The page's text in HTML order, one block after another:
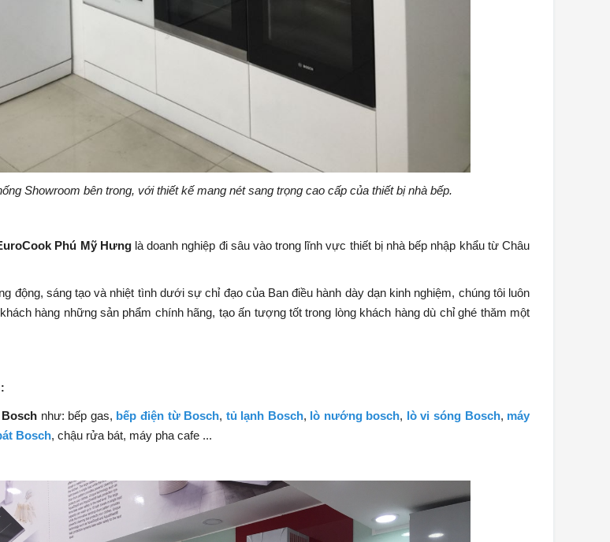
Showroom bên trong, với thiết kế mang nét sang trọng cao cấp của thiết bị nhà bếp.
Phú Mỹ Hưnglà doanh nghiệp đi sâu vào trong lĩnh vực thiết bị nhà bếp nhập khẩu từ Châu
động, sáng tạo và nhiệt tình dưới sự chỉ đạo của Ban điều hành dày dạn kinh nghiệm, chúng tôi luôn
hàng những sản phẩm chính hãng, tạo ấn tượng tốt trong lòng khách hàng dù chỉ ghé thăm một
Bosch như: bếp gas, bếp điện từ Bosch, tủ lạnh Bosch, lò nướng bosch, lò vi sóng Bosch, máy
Bosch, chậu rửa bát, máy pha cafe ...